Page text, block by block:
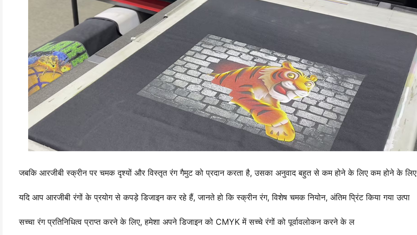
जबकि आरजीबी स्क्रीन पर चमक दृश्यों और विस्तृत रंग गैमुट को प्रदान करता है, उसका अनुवाद बहुत से कम होने के लिए कम होने के लिए
यदि आप आरजीबी रंगों के प्रयोग से कपड़े डिजाइन कर रहे हैं, जानते हो कि स्क्रीन रंग, विशेष चमक नियोन, अंतिम प्रिंट किया गया उत्पा
सच्चा रंग प्रतिनिधित्व प्राप्त करने के लिए, हमेशा अपने डिजाइन को CMYK में सच्चे रंगों को पूर्वावलोकन करने के ल